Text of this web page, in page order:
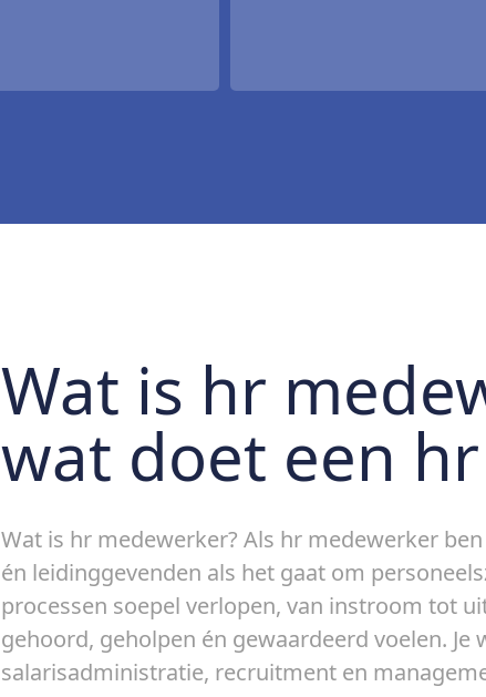
Wat is hr
wat doet een
Wat is hr medewerker? Als hr medewerker
én leidinggevenden als het gaat om
processen soepel verlopen, van instroom tot
gehoord, geholpen én gewaardeerd voelen. Je
salarisadministratie, recruitment en